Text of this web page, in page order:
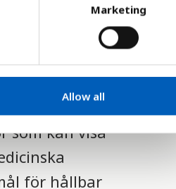
Marketing
Allow all
mått på
som kan visa
för hållbar